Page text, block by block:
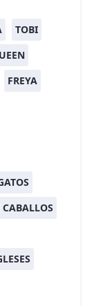
TOBI
FREYA
CABALLOS